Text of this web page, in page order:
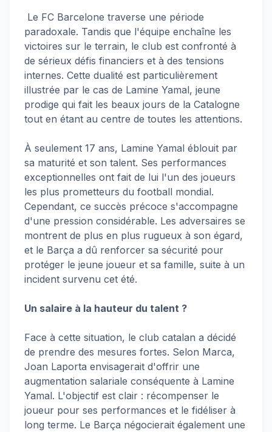
Le FC Barcelone traverse une période
paradoxale. Tandis que l'équipe enchaîne les
victoires sur le terrain, le club est confronté à
de sérieux défis financiers et à des tensions
internes. Cette dualité est particulièrement
illustrée par le cas de Lamine Yamal, jeune
prodige qui fait les beaux jours de la Catalogne
tout en étant au centre de toutes les attentions.
À seulement 17 ans, Lamine Yamal éblouit par
sa maturité et son talent. Ses performances
exceptionnelles ont fait de lui l'un des joueurs
les plus prometteurs du football mondial.
Cependant, ce succès précoce s'accompagne
d'une pression considérable. Les adversaires se
montrent de plus en plus rugueux à son égard,
et le Barça a dû renforcer sa sécurité pour
protéger le jeune joueur et sa famille, suite à un
incident survenu cet été.
Un salaire à la hauteur du talent ?
Face à cette situation, le club catalan a décidé
de prendre des mesures fortes. Selon Marca,
Joan Laporta envisagerait d'offrir une
augmentation salariale conséquente à Lamine
Yamal. L'objectif est clair : récompenser le
joueur pour ses performances et le fidéliser à
long terme. Le Barça négocierait également une